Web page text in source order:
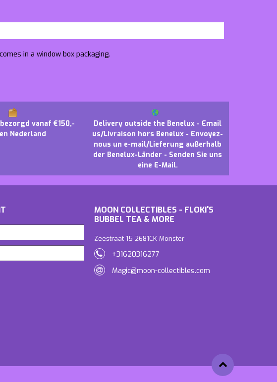
in a window box packaging.
vanaf €150,-
Nederland
Delivery outside the Benelux - Email
us/Livraison hors Benelux - Envoyez-
nous un e-mail/Lieferung außerhalb
der Benelux-Länder - Senden Sie uns
eine E-Mail.
MOON COLLECTIBLES - FLOKI'S
BUBBEL TEA & MORE
Zeestraat 15 2681CK Monster
+31620316277
Magic@moon-collectibles.com